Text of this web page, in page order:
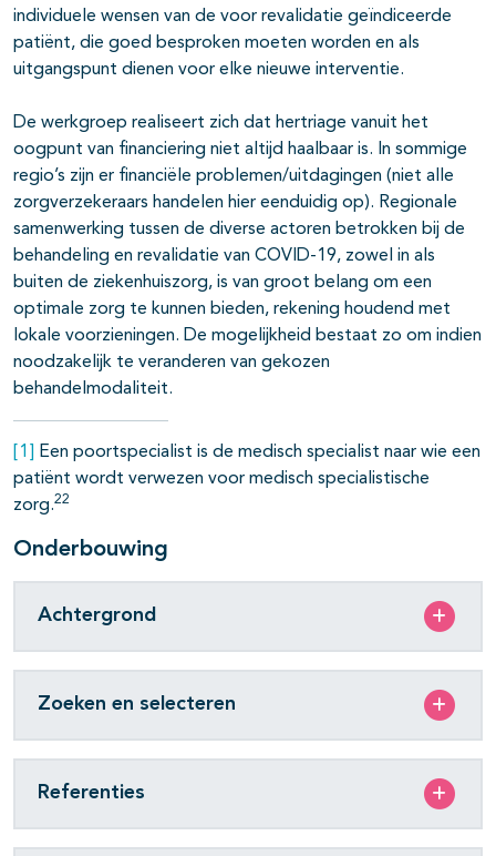
individuele wensen van de voor revalidatie geïndiceerde
patiënt, die goed besproken moeten worden en als
uitgangspunt dienen voor elke nieuwe interventie.
De werkgroep realiseert zich dat hertriage vanuit het
oogpunt van financiering niet altijd haalbaar is. In sommige
regio’s zijn er financiële problemen/uitdagingen (niet alle
zorgverzekeraars handelen hier eenduidig op). Regionale
samenwerking tussen de diverse actoren betrokken bij de
behandeling en revalidatie van COVID-19, zowel in als
buiten de ziekenhuiszorg, is van groot belang om een
optimale zorg te kunnen bieden, rekening houdend met
lokale voorzieningen. De mogelijkheid bestaat zo om indien
noodzakelijk te veranderen van gekozen
behandelmodaliteit.
[1]
Een poortspecialist is de medisch specialist naar wie een
patiënt wordt verwezen voor medisch specialistische
zorg.22
Onderbouwing
Achtergrond
Zoeken en selecteren
Referenties